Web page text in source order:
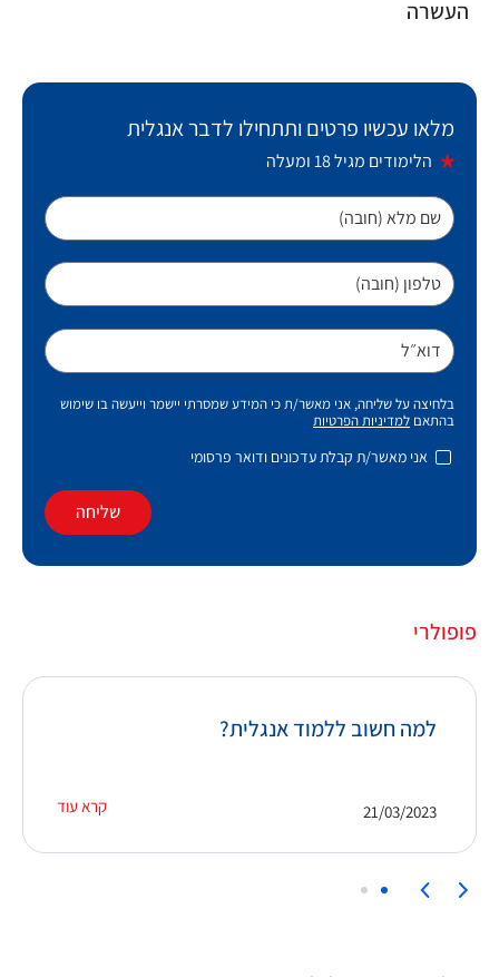
העשרה
מלאו עכשיו פרטים ותתחילו לדבר אנגלית
הלימודים מגיל 18 ומעלה
שם מלא (חובה)
טלפון (חובה)
דוא״ל
בלחיצה על שליחה, אני מאשר/ת כי המידע שמסרתי יישמר וייעשה בו שימוש
בהתאם למדיניות הפרטיות
אני מאשר/ת קבלת עדכונים ודואר פרסומי
שליחה
פופולרי
למה חשוב ללמוד אנגלית?
קרא עוד 21/03/2023